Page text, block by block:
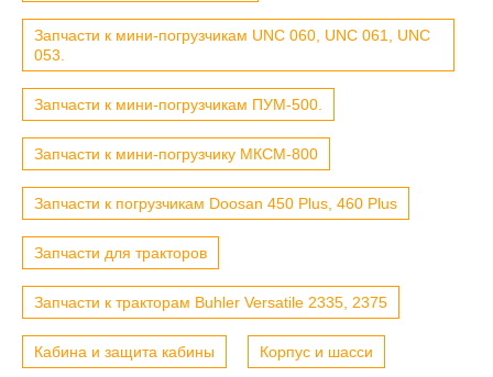
Запчасти к мини-погрузчикам UNC 060, UNC 061, UNC
053.
Запчасти к мини-погрузчикам ПУМ-500.
Запчасти к мини-погрузчику МКСМ-800
Запчасти к погрузчикам Doosan 450 Plus, 460 Plus
Запчасти для тракторов
Запчасти к тракторам Buhler Versatile 2335, 2375
Кабина и защита кабины Корпус и шасси